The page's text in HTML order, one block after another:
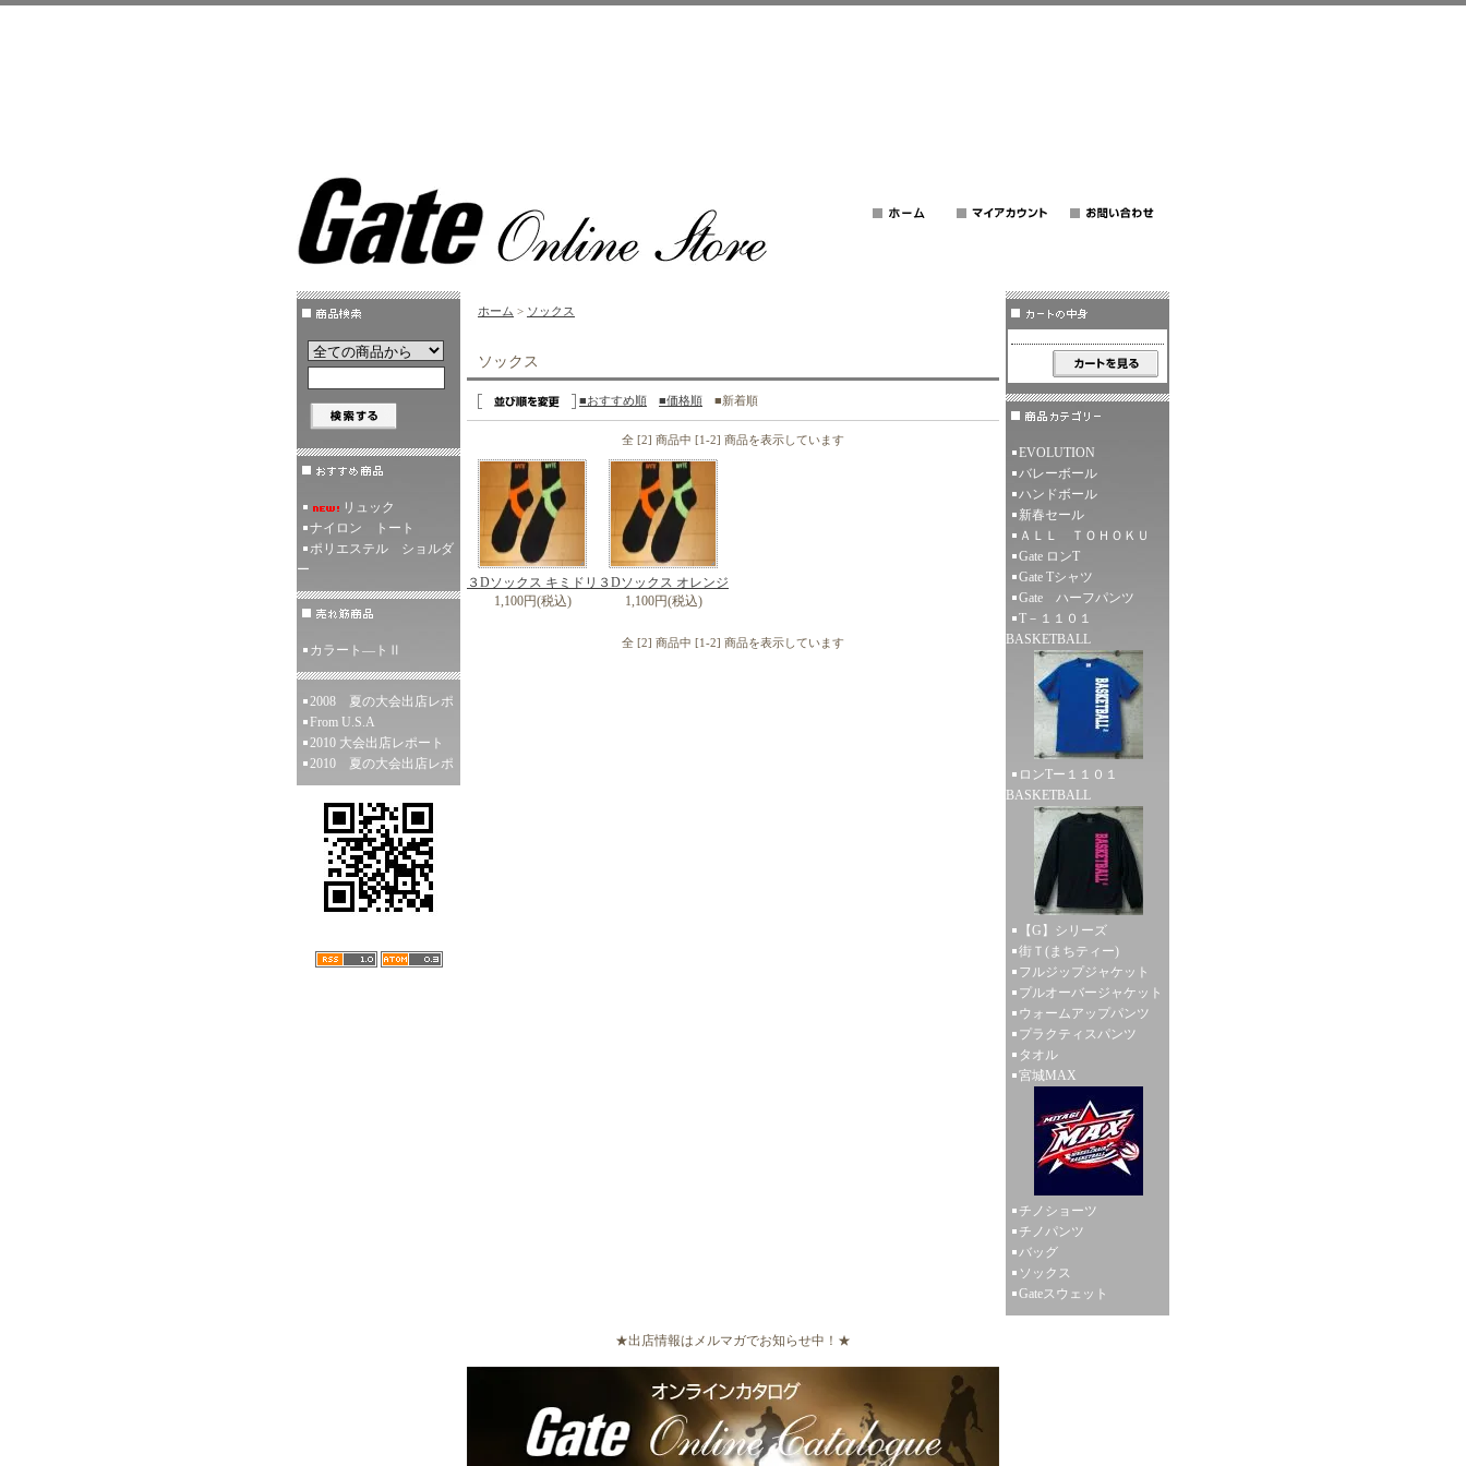
リュック
ナイロン トート
ポリエステル ショルダ
ー
カラート―トⅡ
2008 夏の大会出店レポ
From U.S.A
2010 大会出店レポート
2010 夏の大会出店レポ
ホーム > ソックス
ソックス
■おすすめ順 ■価格順 ■新着順
全 [2] 商品中 [1-2] 商品を表示しています
３Dソックス キミドリ
1,100円(税込)
３Dソックス オレンジ
1,100円(税込)
全 [2] 商品中 [1-2] 商品を表示しています
EVOLUTION
バレーボール
ハンドボール
新春セール
ＡＬＬ ＴＯＨＯＫＵ
Gate ロンT
Gate Tシャツ
Gate ハーフパンツ
T－１１０１
BASKETBALL
ロンTー１１０１
BASKETBALL
【G】シリーズ
街Ｔ(まちティー)
フルジップジャケット
プルオーバージャケット
ウォームアップパンツ
プラクティスパンツ
タオル
宮城MAX
チノショーツ
チノパンツ
バッグ
ソックス
Gateスウェット
★出店情報はメルマガでお知らせ中！★